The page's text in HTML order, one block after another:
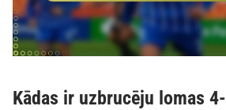
Kādas ir uzbrucēju lomas